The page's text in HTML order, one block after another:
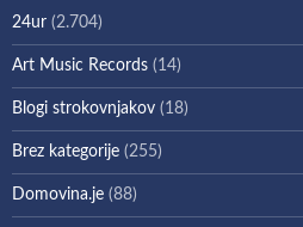
24ur (2.704)
Art Music Records (14)
Blogi strokovnjakov (18)
Brez kategorije (255)
Domovina.je (88)